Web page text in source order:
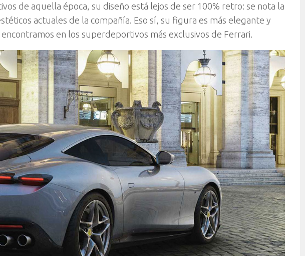
de aquella época, su diseño está lejos de ser 100% retro: se nota la
actuales de la compañía. Eso sí, su figura es más elegante y
en los superdeportivos más exclusivos de Ferrari.